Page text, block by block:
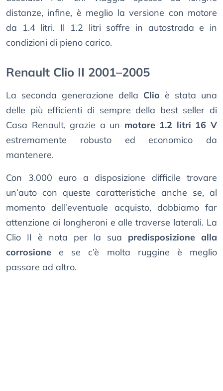
distanze, infine, è meglio la versione con motore
da 1.4 litri. Il 1.2 litri soffre in autostrada e in
condizioni di pieno carico.
Renault Clio II 2001–2005
La seconda generazione della Clio è stata una
delle più efficienti di sempre della best seller di
Casa Renault, grazie a un motore 1.2 litri 16 V
estremamente robusto ed economico da
mantenere.
Con 3.000 euro a disposizione difficile trovare
un’auto con queste caratteristiche anche se, al
momento dell’eventuale acquisto, dobbiamo far
attenzione ai longheroni e alle traverse laterali. La
Clio II è nota per la sua predisposizione alla
corrosione e se c’è molta ruggine è meglio
passare ad altro.